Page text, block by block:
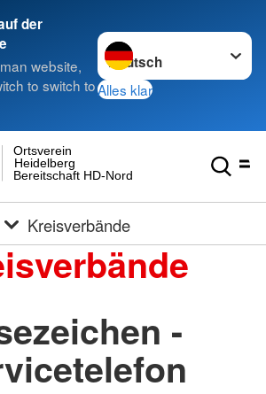
der
website,
to switch to
Sprache wechseln zu
Alles klar
Bereitschaft HD-Nord
Heidelberg
Ortsverein
Kreisverbände
-